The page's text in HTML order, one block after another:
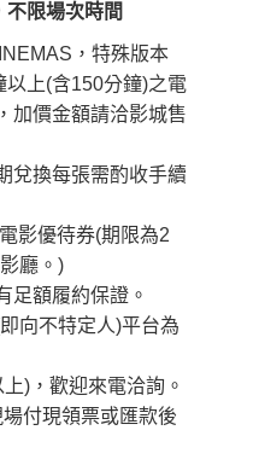
限場次時間
，特殊版本
上(含150分鐘)之電
加價金額請洽影城售
兌換每張需酌收手續
影優待券(期限為2
廳。)
足額履約保證。
向不特定人)平台為
)，歡迎來電洽詢。
付現領票或匯款後